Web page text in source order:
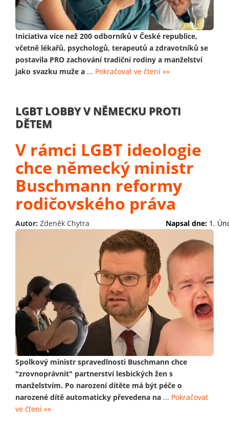
Iniciativa více než 200 odborníků v České republice,
včetně lékařů, psychologů, terapeutů a zdravotníků se
postavila PRO zachování tradiční rodiny a manželství
jako svazku muže a ... Pokračovat ve čtení »»
LGBT LOBBY V NĚMECKU PROTI
DĚTEM
V rámci LGBT ideologie
chce německý ministr
Buschmann reformy
rodičovského práva
Autor: Zdeněk Chytra Napsal dne: 1.
Spolkový ministr spravedlnosti Buschmann chce
"zrovnoprávnit" partnerství lesbických žen s
manželstvím. Po narození dítěte má být péče o
narozené dítě automaticky převedena na ... Pokračovat
ve čtení »»